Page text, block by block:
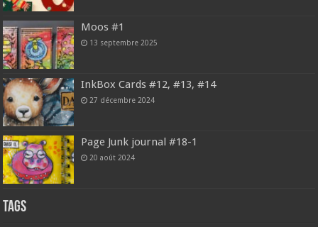
Moos #1
13 septembre 2025
InkBox Cards #12, #13, #14
27 décembre 2024
Page Junk journal #18-1
20 août 2024
Tags